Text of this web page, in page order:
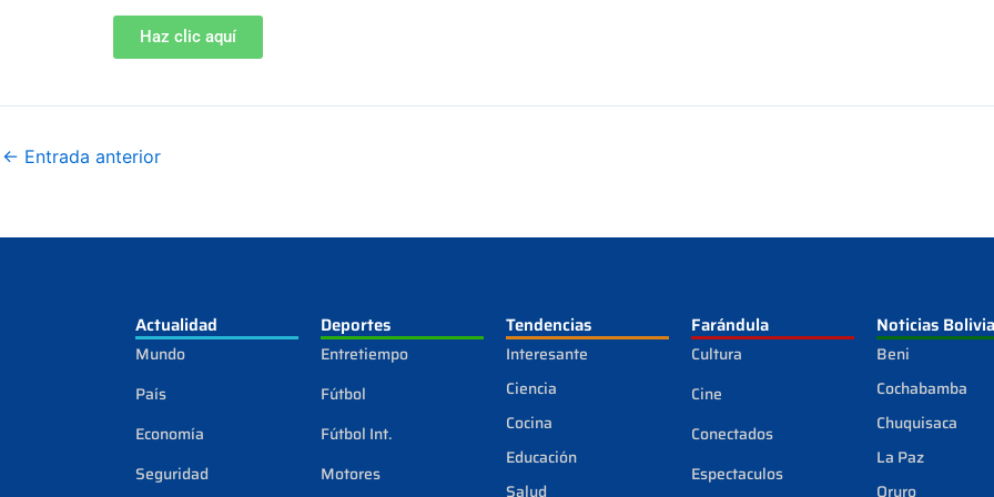
Haz clic aquí
← Entrada anterior
Actualidad
Mundo
País
Economía
Seguridad
Deportes
Entretiempo
Fútbol
Fútbol Int.
Motores
Tendencias
Interesante
Ciencia
Cocina
Educación
Salud
Farándula
Cultura
Cine
Conectados
Espectaculos
Noticias Bolivia
Beni
Cochabamba
Chuquisaca
La Paz
Oruro